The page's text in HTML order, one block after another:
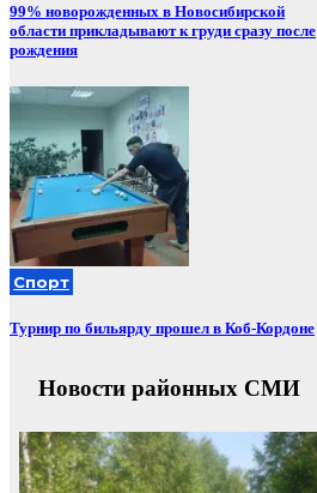
99% новорожденных в Новосибирской
области прикладывают к груди сразу после
рождения
Спорт
Турнир по бильярду прошел в Коб-Кордоне